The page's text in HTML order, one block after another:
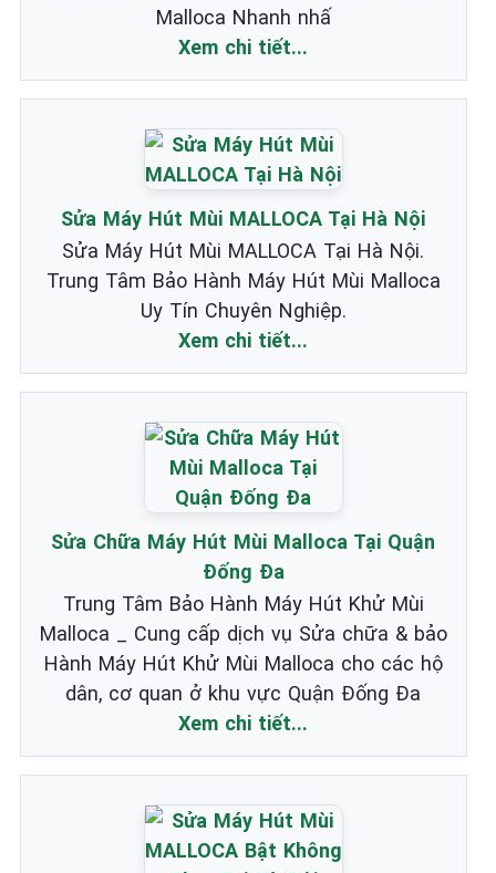
Malloca Nhanh nhấ
Xem chi tiết...
Sửa Máy Hút Mùi MALLOCA Tại Hà Nội
Sửa Máy Hút Mùi MALLOCA Tại Hà Nội.
Trung Tâm Bảo Hành Máy Hút Mùi Malloca
Uy Tín Chuyên Nghiệp.
Xem chi tiết...
Sửa Chữa Máy Hút Mùi Malloca Tại Quận
Đống Đa
Trung Tâm Bảo Hành Máy Hút Khử Mùi
Malloca _ Cung cấp dịch vụ Sửa chữa & bảo
Hành Máy Hút Khử Mùi Malloca cho các hộ
dân, cơ quan ở khu vực Quận Đống Đa
Xem chi tiết...